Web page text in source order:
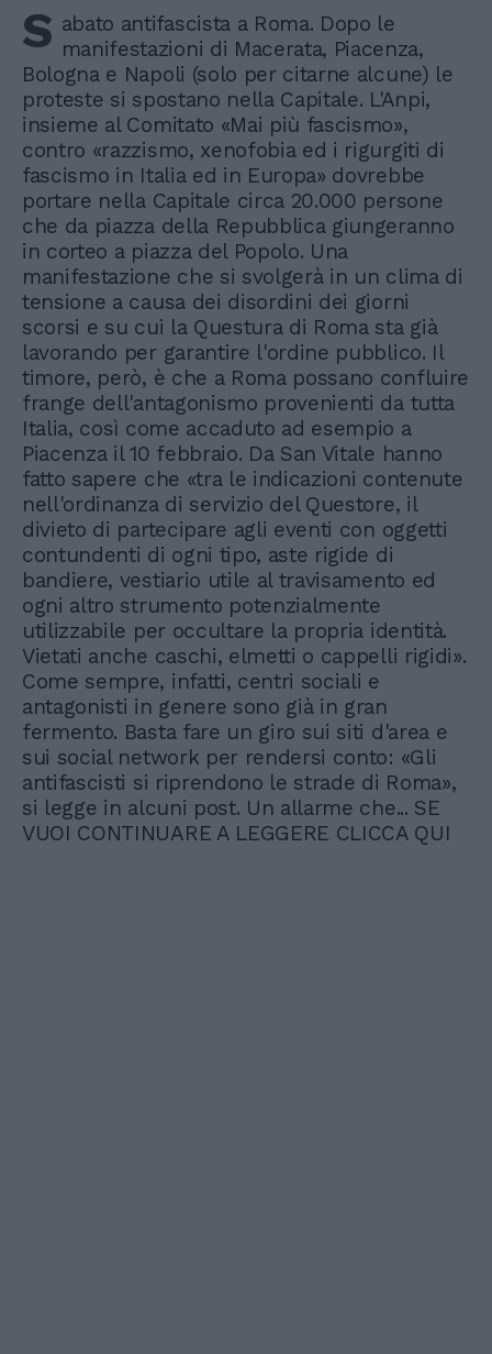
S abato antifascista a Roma. Dopo le
manifestazioni di Macerata, Piacenza,
Bologna e Napoli (solo per citarne alcune) le
proteste si spostano nella Capitale. L'Anpi,
insieme al Comitato «Mai più fascismo»,
contro «razzismo, xenofobia ed i rigurgiti di
fascismo in Italia ed in Europa» dovrebbe
portare nella Capitale circa 20.000 persone
che da piazza della Repubblica giungeranno
in corteo a piazza del Popolo. Una
manifestazione che si svolgerà in un clima di
tensione a causa dei disordini dei giorni
scorsi e su cui la Questura di Roma sta già
lavorando per garantire l'ordine pubblico. Il
timore, però, è che a Roma possano confluire
frange dell'antagonismo provenienti da tutta
Italia, così come accaduto ad esempio a
Piacenza il 10 febbraio. Da San Vitale hanno
fatto sapere che «tra le indicazioni contenute
nell'ordinanza di servizio del Questore, il
divieto di partecipare agli eventi con oggetti
contundenti di ogni tipo, aste rigide di
bandiere, vestiario utile al travisamento ed
ogni altro strumento potenzialmente
utilizzabile per occultare la propria identità.
Vietati anche caschi, elmetti o cappelli rigidi».
Come sempre, infatti, centri sociali e
antagonisti in genere sono già in gran
fermento. Basta fare un giro sui siti d'area e
sui social network per rendersi conto: «Gli
antifascisti si riprendono le strade di Roma»,
si legge in alcuni post. Un allarme che... SE
VUOI CONTINUARE A LEGGERE CLICCA QUI